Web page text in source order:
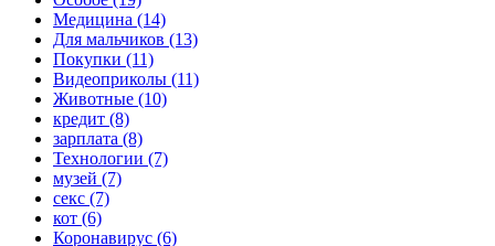
Медицина (14)
Для мальчиков (13)
Покупки (11)
Видеоприколы (11)
Животные (10)
кредит (8)
зарплата (8)
Технологии (7)
музей (7)
секс (7)
кот (6)
Коронавирус (6)